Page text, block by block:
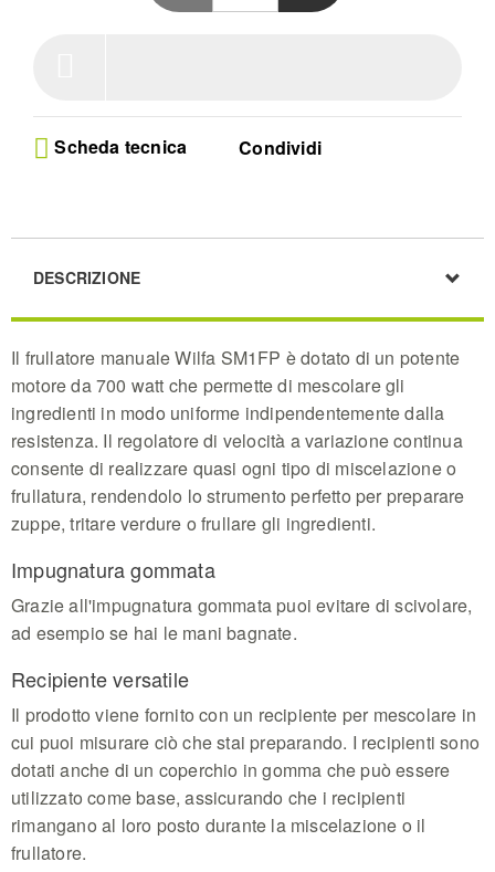
Scheda tecnica Condividi
DESCRIZIONE
Il frullatore manuale Wilfa SM1FP è dotato di un potente
motore da 700 watt che permette di mescolare gli
ingredienti in modo uniforme indipendentemente dalla
resistenza. Il regolatore di velocità a variazione continua
consente di realizzare quasi ogni tipo di miscelazione o
frullatura, rendendolo lo strumento perfetto per preparare
zuppe, tritare verdure o frullare gli ingredienti.
Impugnatura gommata
Grazie all'impugnatura gommata puoi evitare di scivolare,
ad esempio se hai le mani bagnate.
Recipiente versatile
Il prodotto viene fornito con un recipiente per mescolare in
cui puoi misurare ciò che stai preparando. I recipienti sono
dotati anche di un coperchio in gomma che può essere
utilizzato come base, assicurando che i recipienti
rimangano al loro posto durante la miscelazione o il
frullatore.